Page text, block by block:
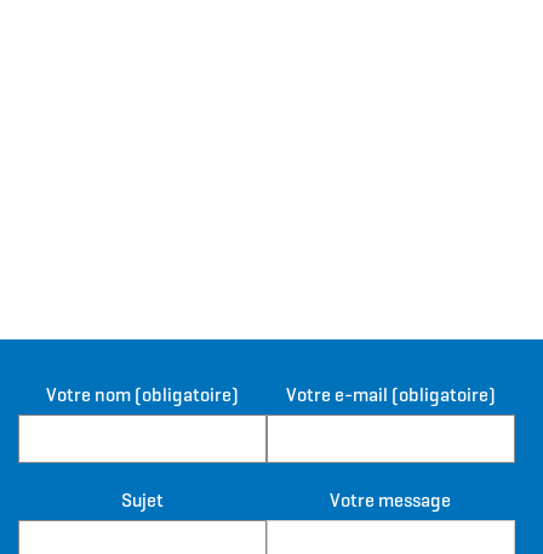
Votre nom (obligatoire) Votre e-mail (obligatoire)
Sujet Votre message